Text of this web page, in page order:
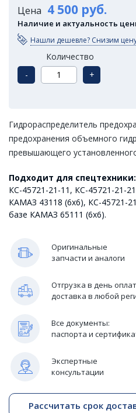
Цена 4 500 руб.
Наличие и актуальность
Нашли дешевле? Снизим
Количество
-
+
Гидрораспределитель
предохранения объемного
превышающего
Подходит для спецтехники:
КС-45721-21-11, КС-45721-21-
КАМАЗ 43118 (6х6), КС-45721-
базе КАМАЗ 65111 (6х6).
Оригинальные
запчасти и аналоги
Отгрузка в день
доставка в любой
Все документы:
паспорта и
Экспертные
консультации
Рассчитать срок